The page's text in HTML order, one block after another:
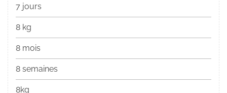
7 jours
8 kg
8 mois
8 semaines
8kg